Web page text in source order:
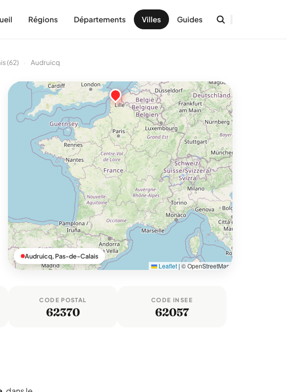
Régions Départements Villes Guides
(62) Audruicq
Leaflet | © OpenStreetMap
Audruicq, Pas-de-Calais
CODE POSTAL
62370
CODE INSEE
62057